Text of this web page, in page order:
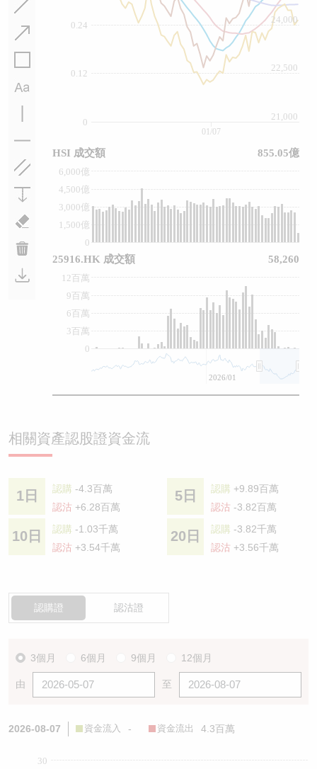
0
0.12
0.24
21,000
24,000
22,500
0
1,500億
3,000億
4,500億
6,000億
0
3百萬
6百萬
9百萬
12百萬
01/07
2026/01
HSI 成交額 855.05億
25916.HK 成交額 58,260
相關資產認股證資金流
1日 認購 -4.3百萬
認沽 +6.28百萬
5日 認購 +9.89百萬
認沽 -3.82百萬
10日 認購 -1.03千萬
認沽 +3.54千萬
20日 認購 -3.82千萬
認沽 +3.56千萬
認購證 認沽證
3個月 6個月 9個月 12個月
由 至
2026-08-07 資金流入 - 資金流出 4.3百萬
30